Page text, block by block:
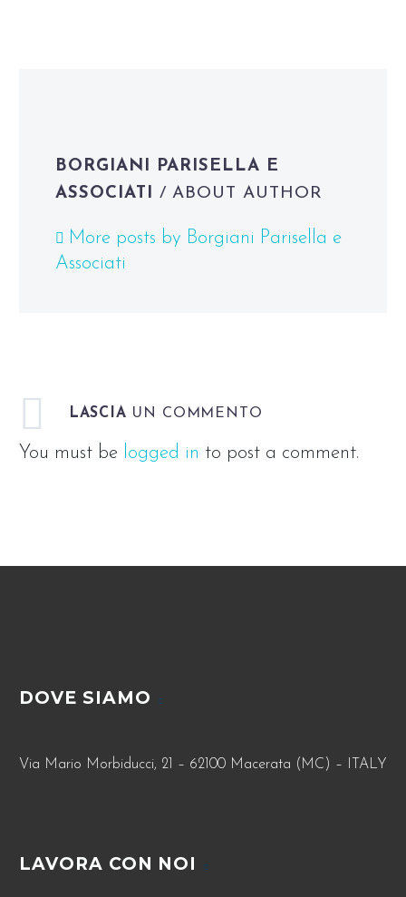
BORGIANI PARISELLA E
ASSOCIATI / ABOUT AUTHOR
More posts by Borgiani Parisella e
Associati
LASCIA UN COMMENTO
You must be logged in to post a comment.
DOVE SIAMO
Via Mario Morbiducci, 21 – 62100 Macerata (MC) – ITALY
LAVORA CON NOI